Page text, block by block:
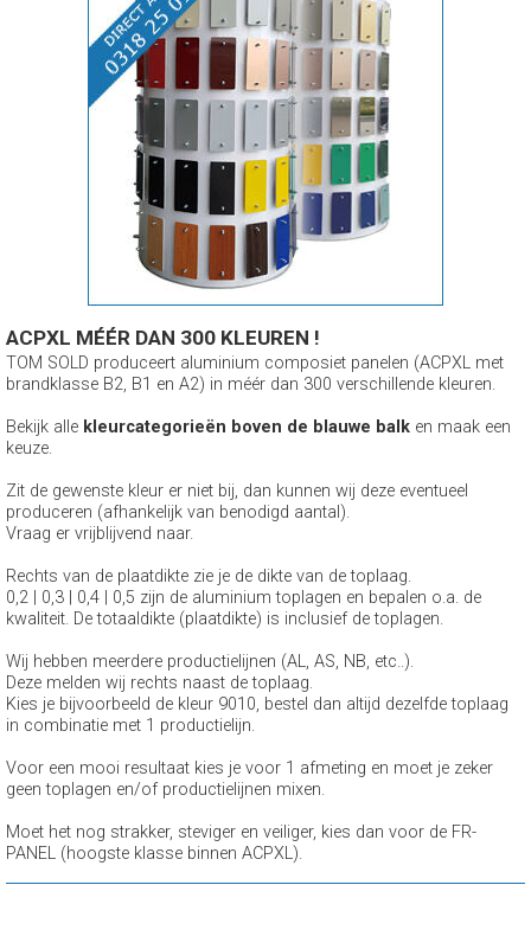
ACPXL MÉÉR DAN 300 KLEUREN !
TOM SOLD produceert aluminium composiet panelen (ACPXL met
brandklasse B2, B1 en A2) in méér dan 300 verschillende kleuren.
Bekijk alle kleurcategorieën boven de blauwe balk en maak een
keuze.
Zit de gewenste kleur er niet bij, dan kunnen wij deze eventueel
produceren (afhankelijk van benodigd aantal).
Vraag er vrijblijvend naar.
Rechts van de plaatdikte zie je de dikte van de toplaag.
0,2 | 0,3 | 0,4 | 0,5 zijn de aluminium toplagen en bepalen o.a. de
kwaliteit. De totaaldikte (plaatdikte) is inclusief de toplagen.
Wij hebben meerdere productielijnen (AL, AS, NB, etc..).
Deze melden wij rechts naast de toplaag.
Kies je bijvoorbeeld de kleur 9010, bestel dan altijd dezelfde toplaag
in combinatie met 1 productielijn.
Voor een mooi resultaat kies je voor 1 afmeting en moet je zeker
geen toplagen en/of productielijnen mixen.
Moet het nog strakker, steviger en veiliger, kies dan voor de FR-
PANEL (hoogste klasse binnen ACPXL).